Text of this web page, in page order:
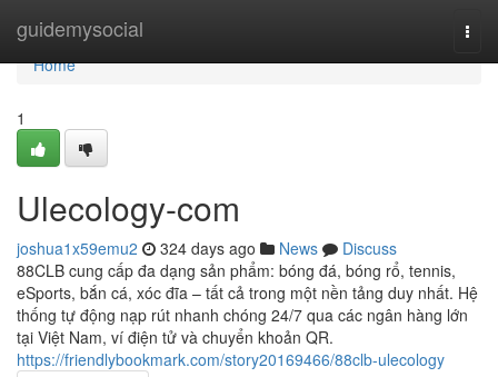
guidemysocial
Home
Home
1
Ulecology-com
joshua1x59emu2 324 days ago News
Discuss
88CLB cung cấp đa dạng sản phẩm: bóng đá, bóng rổ, tennis,
eSports, bắn cá, xóc đĩa – tất cả trong một nền tảng duy nhất. Hệ
thống tự động nạp rút nhanh chóng 24/7 qua các ngân hàng lớn
tại Việt Nam, ví điện tử và chuyển khoản QR.
https://friendlybookmark.com/story20169466/88clb-ulecology